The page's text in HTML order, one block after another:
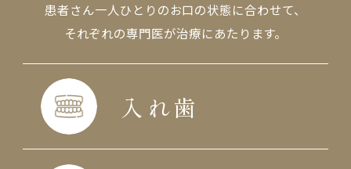
患者さん一人ひとりのお口の状態に合わせて、
それぞれの専門医が治療にあたります。
入れ歯